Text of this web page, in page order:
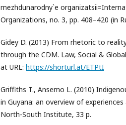
mezhdunarodny`e
Organizations, no. 3, pp. 408–420 (in
Gidey D. (2013) From rhetoric to
through the CDM. Law, Social &
at URL: https://shorturl.at/ETPtI
Griffiths T., Ansemo L. (2010)
in Guyana: an overview of
North-South Institute, 33 p.